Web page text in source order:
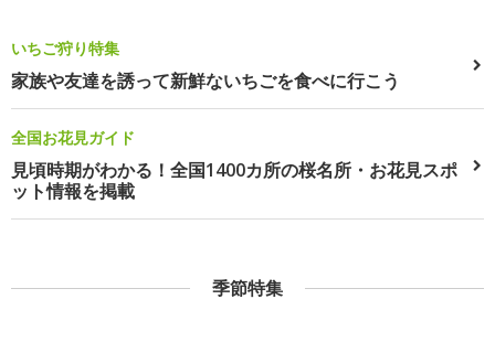
いちご狩り特集
家族や友達を誘って新鮮ないちごを食べに行こう
全国お花見ガイド
見頃時期がわかる！全国1400カ所の桜名所・お花見スポ
ット情報を掲載
季節特集